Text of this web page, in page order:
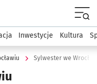
Inwestycje Kultura
Sylwester we